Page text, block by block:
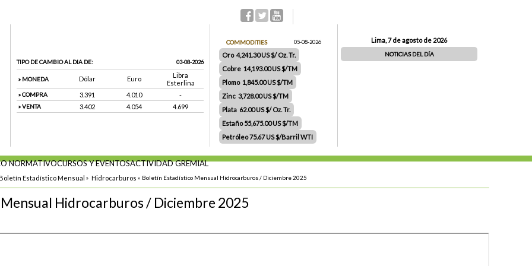
TIPO DE CAMBIO AL DIA DE: 03-08-2026
» MONEDA Dólar Euro
Libra
Esterlina
» COMPRA 3.391 4.010 -
» VENTA 3.402 4.054 4.699
COMMODITIES 05-08-2026
Oro 4,241.30 US $/ Oz. Tr.
Cobre 14,193.00 US $/TM
Plomo 1,845.00 US $/TM
Zinc 3,728.00 US $/TM
Plata 62.00 US $/ Oz. Tr.
Estaño 55,675.00 US $/TM
Petróleo 75.67 US $/Barril WTI
Lima, 7 de agosto de 2026
NOTICIAS DEL DÍA
NORMATIVOCURSOS Y EVENTOSACTIVIDAD GREMIAL
Estadístico Mensual » Hidrocarburos » Boletín Estadístico Mensual Hidrocarburos / Diciembre 2025
Hidrocarburos / Diciembre 2025